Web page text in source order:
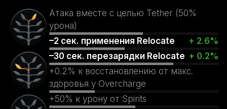
Атака вместе с целью Tether (50%
урона)
–2 сек. применения Relocate
+ 2.6%
–30 сек. перезарядки Relocate + 0.2%
+0.2% к восстановлению от макс.
здоровья у Overcharge
+50% к урону от Spirits